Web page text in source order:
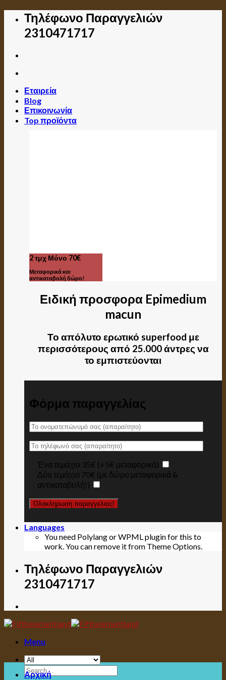
content
Τηλέφωνο Παραγγελιών
2310471717
Εταιρεία
Blog
Επικοινωνία
Top προϊόντα
2 τμχ Μόνο 70€
Μεταφορικά και
αντικαταβολή δώρο!
Ειδική προσφορα Epimedium
macun
Το απόλυτο ερωτικό superfood με
περισσότερους από 25.000 άντρες να
το εμπιστεύονται
Φόρμα παραγγελίας
Ένα τεμάχιο 35€ (+5€ μεταφορικά)
Δύο τεμάχια 70€ (με δώρο μεταφορικά &
αντικαταβολή!)
Languages
You need Polylang or WPML plugin for this to
work. You can remove it from Theme Options.
Τηλέφωνο Παραγγελιών
2310471717
Menu
Search
Αρχική